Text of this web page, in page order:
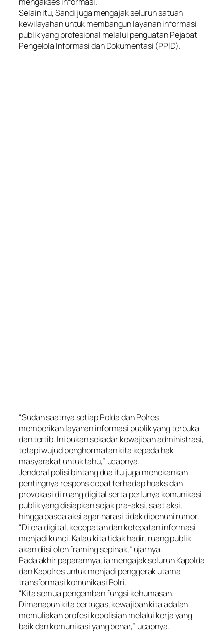
mengakses informasi.
Selain itu, Sandi juga mengajak seluruh satuan
kewilayahan untuk membangun layanan informasi
publik yang profesional melalui penguatan Pejabat
Pengelola Informasi dan Dokumentasi (PPID).
“Sudah saatnya setiap Polda dan Polres
memberikan layanan informasi publik yang terbuka
dan tertib. Ini bukan sekadar kewajiban administrasi,
tetapi wujud penghormatan kita kepada hak
masyarakat untuk tahu,” ucapnya.
Jenderal polisi bintang dua itu juga menekankan
pentingnya respons cepat terhadap hoaks dan
provokasi di ruang digital serta perlunya komunikasi
publik yang disiapkan sejak pra-aksi, saat aksi,
hingga pasca aksi agar narasi tidak dipenuhi rumor.
“Di era digital, kecepatan dan ketepatan informasi
menjadi kunci. Kalau kita tidak hadir, ruang publik
akan diisi oleh framing sepihak,” ujarnya.
Pada akhir paparannya, ia mengajak seluruh Kapolda
dan Kapolres untuk menjadi penggerak utama
transformasi komunikasi Polri.
“Kita semua pengemban fungsi kehumasan.
Dimanapun kita bertugas, kewajiban kita adalah
memuliakan profesi kepolisian melalui kerja yang
baik dan komunikasi yang benar,” ucapnya.